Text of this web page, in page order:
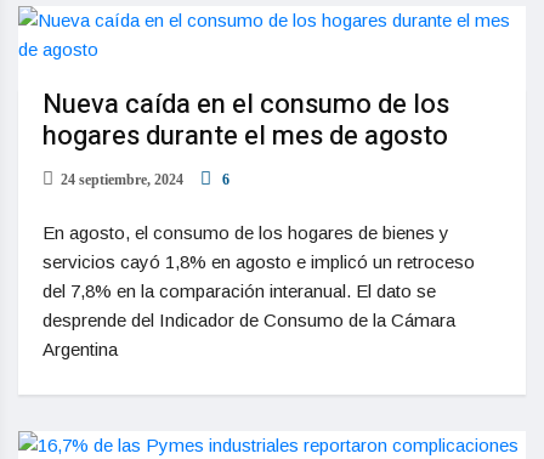
Nueva caída en el consumo de los
hogares durante el mes de agosto
24 septiembre, 2024 6
En agosto, el consumo de los hogares de bienes y
servicios cayó 1,8% en agosto e implicó un retroceso
del 7,8% en la comparación interanual. El dato se
desprende del Indicador de Consumo de la Cámara
Argentina